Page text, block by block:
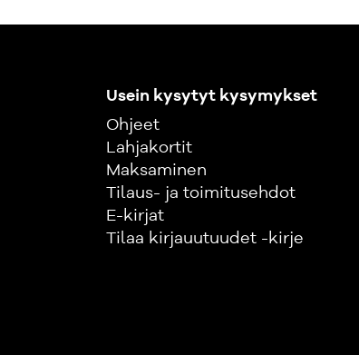
Usein kysytyt kysymykset
Ohjeet
Lahjakortit
Maksaminen
Tilaus- ja toimitusehdot
E-kirjat
Tilaa kirjauutuudet -kirje